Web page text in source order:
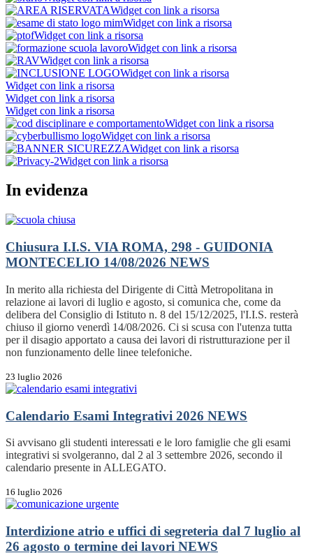
Widget con link a risorsa
Widget con link a risorsa
Widget con link a risorsa
Widget con link a risorsa
Widget con link a risorsa
Widget con link a risorsa
Widget con link a risorsa
Widget con link a risorsa
Widget con link a risorsa
Widget con link a risorsa
Widget con link a risorsa
Widget con link a risorsa
Widget con link a risorsa
In evidenza
Chiusura I.I.S. VIA ROMA, 298 - GUIDONIA
MONTECELIO 14/08/2026 NEWS
In merito alla richiesta del Dirigente di Città Metropolitana in
relazione ai lavori di luglio e agosto, si comunica che, come da
delibera del Consiglio di Istituto n. 8 del 15/12/2025, l'I.I.S. resterà
chiuso il giorno venerdì 14/08/2026. Ci si scusa con l'utenza tutta
per il disagio apportato a causa dei lavori di ristrutturazione per il
non funzionamento delle linee telefoniche.
23 luglio 2026
Calendario Esami Integrativi 2026 NEWS
Si avvisano gli studenti interessati e le loro famiglie che gli esami
integrativi si svolgeranno, dal 2 al 3 settembre 2026, secondo il
calendario presente in ALLEGATO.
16 luglio 2026
Interdizione atrio e uffici di segreteria dal 7 luglio al
26 agosto o termine dei lavori NEWS